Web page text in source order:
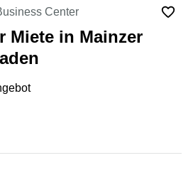
Center
Miete in Mainzer